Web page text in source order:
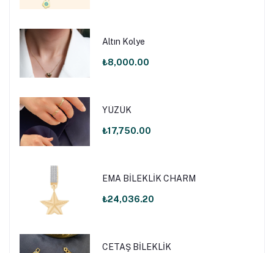
Altın Kolye
₺8,000.00
YÜZÜK
₺17,750.00
EMA BİLEKLİK CHARM
₺24,036.20
CETAŞ BİLEKLİK